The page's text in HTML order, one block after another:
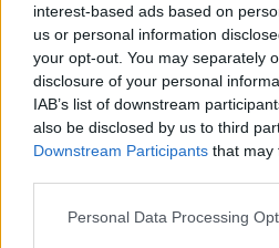
interest-based ads based on
us or personal information
your opt-out. You may separately
disclosure of your personal
IAB’s list of downstream
also be disclosed by us to third
Downstream Participants that may
Please note that this website/app
Personal Data Processing
εφικτό να συγκρατηθούν τα
από δύο με τρεις μέρες και
απώλειες». Σε κάθε
«βοηθάει» και το ανάγλυφο
όπως σημειώνει, δεν είναι
φραγμάτων σε πεδινές
και η βουλγαρική πλευρά
πλευρά οφείλει να κάνει όσα